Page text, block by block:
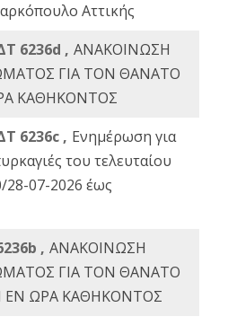
Αττικής
6236d , ΑΝΑΚΟΙΝΩΣΗ
ΓΙΑ ΤΟΝ ΘΑΝΑΤΟ
ΚΑΘΗΚΟΝΤΟΣ
6236c , Ενημέρωση για
του τελευταίου
07-2026 έως
, ΑΝΑΚΟΙΝΩΣΗ
ΓΙΑ ΤΟΝ ΘΑΝΑΤΟ
ΕΝ ΩΡΑ ΚΑΘΗΚΟΝΤΟΣ